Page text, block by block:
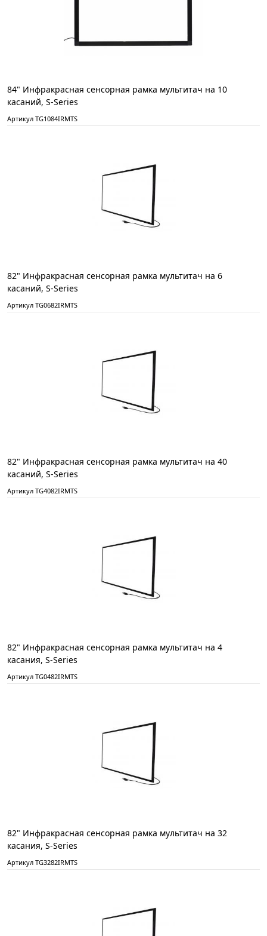
84" Инфракрасная сенсорная рамка мультитач на 10
касаний, S-Series
Артикул TG1084IRMTS
82" Инфракрасная сенсорная рамка мультитач на 6
касаний, S-Series
Артикул TG0682IRMTS
82" Инфракрасная сенсорная рамка мультитач на 40
касаний, S-Series
Артикул TG4082IRMTS
82" Инфракрасная сенсорная рамка мультитач на 4
касания, S-Series
Артикул TG0482IRMTS
82" Инфракрасная сенсорная рамка мультитач на 32
касания, S-Series
Артикул TG3282IRMTS